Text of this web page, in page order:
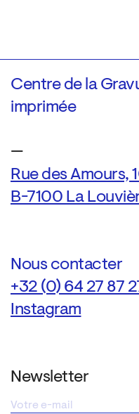
Centre de la
imprimée
—
Rue des Amours,
B-7100 La
Nous contacter
+32 (0) 64 27 87
Instagram
Newsletter